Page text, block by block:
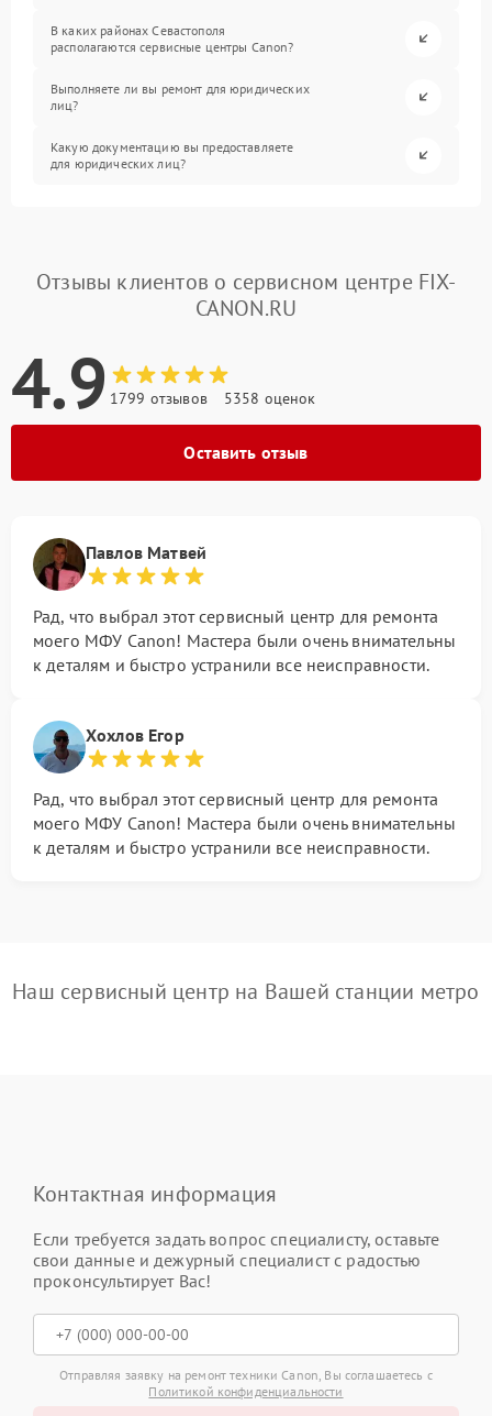
В каких районах Севастополя
располагаются сервисные центры Canon?
Выполняете ли вы ремонт для юридических
лиц?
Какую документацию вы предоставляете
для юридических лиц?
Отзывы клиентов о сервисном центре FIX-
CANON.RU
4.9 1799 отзывов 5358 оценок
Оставить отзыв
Павлов Матвей
Рад, что выбрал этот сервисный центр для ремонта
моего МФУ Canon! Мастера были очень внимательны
к деталям и быстро устранили все неисправности.
Хохлов Егор
Рад, что выбрал этот сервисный центр для ремонта
моего МФУ Canon! Мастера были очень внимательны
к деталям и быстро устранили все неисправности.
Наш сервисный центр на Вашей станции метро
Контактная информация
Если требуется задать вопрос специалисту, оставьте
свои данные и дежурный специалист с радостью
проконсультирует Вас!
Отправляя заявку на ремонт техники Canon, Вы соглашаетесь с
Политикой конфиденциальности